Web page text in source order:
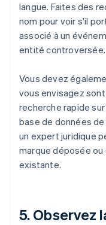
langue. Faites des
nom pour voir s'il
associé à un
entité controversée.
Vous devez
vous envisagez
recherche rapide
base de données
un expert juridique
marque déposée
existante.
5. Observez